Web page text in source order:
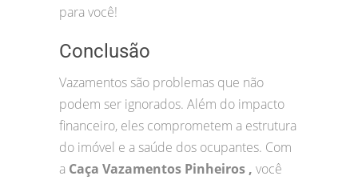
para você!
Conclusão
Vazamentos são problemas que não
podem ser ignorados. Além do impacto
financeiro, eles comprometem a estrutura
do imóvel e a saúde dos ocupantes. Com
a Caça Vazamentos Pinheiros , você